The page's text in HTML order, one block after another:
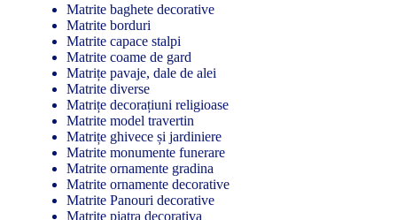
Matrite baghete decorative
Matrite borduri
Matrite capace stalpi
Matrite coame de gard
Matrițe pavaje, dale de alei
Matrite diverse
Matrițe decorațiuni religioase
Matrite model travertin
Matrițe ghivece și jardiniere
Matrite monumente funerare
Matrite ornamente gradina
Matrite ornamente decorative
Matrite Panouri decorative
Matrite piatra decorativa